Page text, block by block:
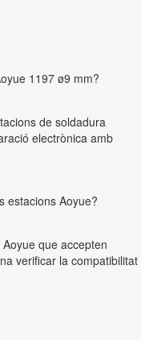
1197 ø9 mm?
de soldadura
electrònica amb
estacions Aoyue?
que accepten
verificar la compatibilitat